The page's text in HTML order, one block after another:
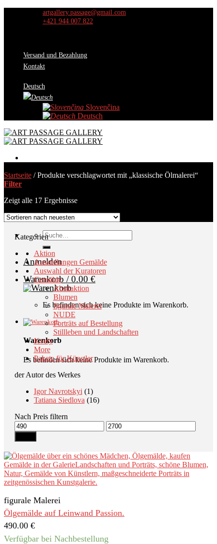
artgallery.passage@gmail.com
+421 944 007 822
Versand und Bezahlung
Kontakt
Deutsch
Slovenčina
Deutsch
Werke
Auswahl der Kuratoren
Über uns
Kontakt
Suche
nach:
Anmelden
Warenkorb /0.00 €
Es befinden sich keine Produkte im Warenkorb.
Warenkorb
Es befinden sich keine Produkte im Warenkorb.
Startseite /Produkte verschlagwortet mit „klassische Ölmalerei“
Filter
Zeigt alle 17 Ergebnisse
Kategorien
Aktion
Ausstellungen Gemälde
Auswahl der Kuratoren
Gemälde
Abstraktion
Blumen
figurale Malerei
NUDE
Porträts auf Bestellung
Stillleben und Landschaften
Kvety
More
Pakete für Künstler
der Autor des Werkes
Igor Navrotskyi (1)
Tatiana Siedlova (16)
Nach Preis filtern
Min.
Preis
Max.
Preis
figurale Malerei
Ölgemälde auf Leinwand Passion.
490.00 €
Verfügbar bei Nachbestellung